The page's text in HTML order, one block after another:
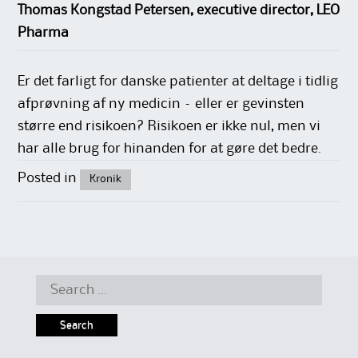
Thomas Kongstad Petersen, executive director, LEO
Pharma
Er det farligt for danske patienter at deltage i tidlig
afprøvning af ny medicin – eller er gevinsten
større end risikoen? Risikoen er ikke nul, men vi
har alle brug for hinanden for at gøre det bedre.
Posted in Kronik
Search